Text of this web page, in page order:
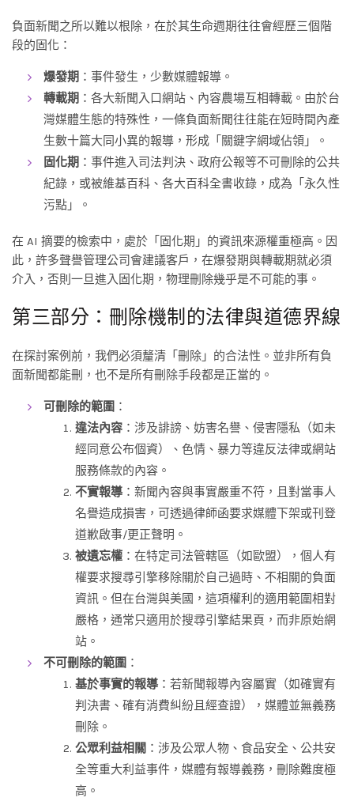
負面新聞之所以難以根除，在於其生命週期往往會經歷三個階
段的固化：
爆發期 ：事件發生，少數媒體報導。
轉載期 ：各大新聞入口網站、內容農場互相轉載。由於台
灣媒體生態的特殊性，一條負面新聞往往能在短時間內產
生數十篇大同小異的報導，形成「關鍵字網域佔領」。
固化期 ：事件進入司法判決、政府公報等不可刪除的公共
紀錄，或被維基百科、各大百科全書收錄，成為「永久性
污點」。
在 AI 摘要的檢索中，處於「固化期」的資訊來源權重極高。因
此，許多聲譽管理公司會建議客戶，在爆發期與轉載期就必須
介入，否則一旦進入固化期，物理刪除幾乎是不可能的事。
第三部分：刪除機制的法律與道德界線
在探討案例前，我們必須釐清「刪除」的合法性。並非所有負
面新聞都能刪，也不是所有刪除手段都是正當的。
可刪除的範圍 ：
違法內容 ：涉及誹謗、妨害名譽、侵害隱私（如未
經同意公布個資）、色情、暴力等違反法律或網站
服務條款的內容。
不實報導 ：新聞內容與事實嚴重不符，且對當事人
名譽造成損害，可透過律師函要求媒體下架或刊登
道歉啟事/更正聲明。
被遺忘權 ：在特定司法管轄區（如歐盟），個人有
權要求搜尋引擎移除關於自己過時、不相關的負面
資訊。但在台灣與美國，這項權利的適用範圍相對
嚴格，通常只適用於搜尋引擎結果頁，而非原始網
站。
不可刪除的範圍 ：
基於事實的報導 ：若新聞報導內容屬實（如確實有
判決書、確有消費糾紛且經查證），媒體並無義務
刪除。
公眾利益相關 ：涉及公眾人物、食品安全、公共安
全等重大利益事件，媒體有報導義務，刪除難度極
高。